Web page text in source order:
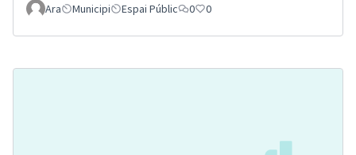
Ara Municipi Espai Públic 0 0